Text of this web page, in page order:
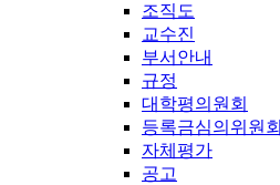
조직도
교수진
부서안내
규정
대학평의원회
등록금심의위원회
자체평가
공고